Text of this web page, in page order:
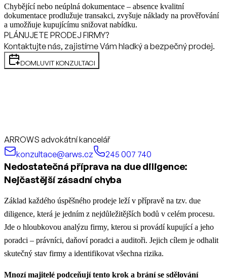
Chybějící nebo neúplná dokumentace – absence kvalitní
dokumentace prodlužuje transakci, zvyšuje náklady na prověřování
a umožňuje kupujícímu snižovat nabídku.
PLÁNUJETE PRODEJ FIRMY?
Kontaktujte nás, zajistíme Vám hladký a bezpečný prodej.
DOMLUVIT KONZULTACI
ARROWS advokátní kancelář
konzultace@arws.cz
245 007 740
Nedostatečná příprava na due diligence:
Nejčastější zásadní chyba
Základ každého úspěšného prodeje leží v přípravě na tzv. due
diligence, která je jedním z nejdůležitějších bodů v celém procesu.
Jde o hloubkovou analýzu firmy, kterou si provádí kupující a jeho
poradci – právníci, daňoví poradci a auditoři. Jejich cílem je odhalit
skutečný stav firmy a identifikovat všechna rizika.
Mnozí majitelé podceňují tento krok a brání se sdělování